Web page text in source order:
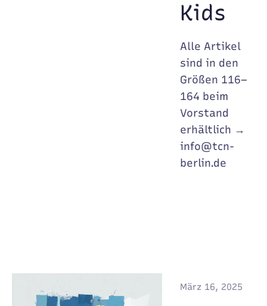
Kids
Alle Artikel
sind in den
Größen 116–
164 beim
Vorstand
erhältlich →
info@tcn-
berlin.de
März 16, 2025